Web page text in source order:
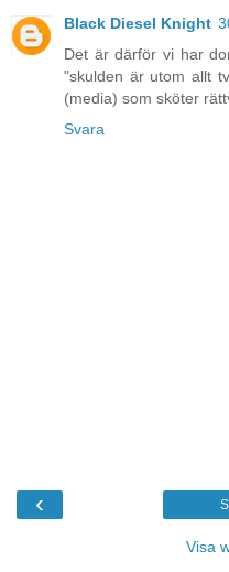
Black Diesel Knight
Det är därför vi har
"skulden är utom allt
(media) som sköter
Svara
‹
Visa